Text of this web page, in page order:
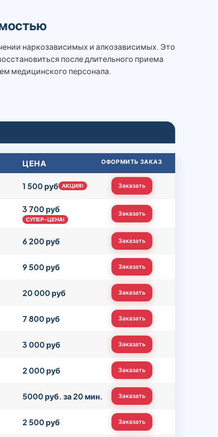
наркозависимых и алкозависимых. Это
после длительного приема
медицинского персонала.
ЦЕНА ОФОРМИТЬ ЗАКАЗ
1 500 руб АКЦИЯ! Заказать
3 700 руб
СУПЕР-ЦЕНА!
Заказать
6 200 руб Заказать
9 500 руб Заказать
20 000 руб Заказать
7 800 руб Заказать
3 000 руб Заказать
2 000 руб Заказать
5000 руб. за 20 мин. Заказать
2 500 руб Заказать